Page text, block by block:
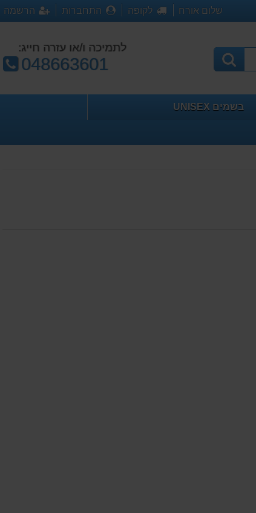
שלום אורח לקופה התחברות הרשמה
לתמיכה ו/או עזרה חייג:
טלפון:
048663601
בשמים UNISEX